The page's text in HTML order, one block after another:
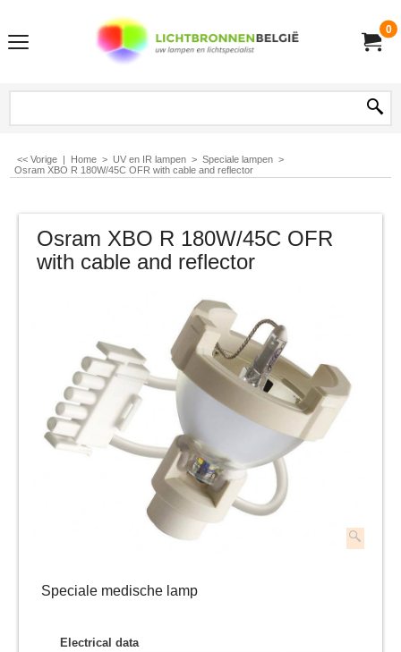
0
<< Vorige | Home > UV en IR lampen > Speciale lampen >
Osram XBO R 180W/45C OFR with cable and reflector
Osram XBO R 180W/45C OFR
with cable and reflector
Speciale medische lamp
Electrical data